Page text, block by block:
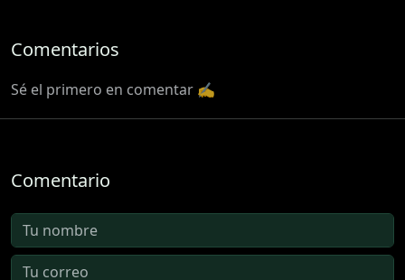
Comentarios
Sé el primero en comentar ✍️
Comentario